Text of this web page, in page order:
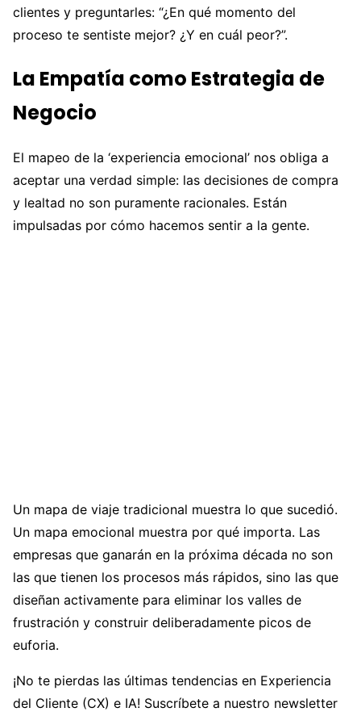
clientes y preguntarles: “¿En qué momento del
proceso te sentiste mejor? ¿Y en cuál peor?”.
La Empatía como Estrategia de
Negocio
El mapeo de la ‘experiencia emocional’ nos obliga a
aceptar una verdad simple: las decisiones de compra
y lealtad no son puramente racionales. Están
impulsadas por cómo hacemos sentir a la gente.
Un mapa de viaje tradicional muestra lo que sucedió.
Un mapa emocional muestra por qué importa. Las
empresas que ganarán en la próxima década no son
las que tienen los procesos más rápidos, sino las que
diseñan activamente para eliminar los valles de
frustración y construir deliberadamente picos de
euforia.
¡No te pierdas las últimas tendencias en Experiencia
del Cliente (CX) e IA! Suscríbete a nuestro newsletter